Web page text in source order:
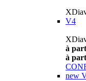
V4
à
à
new